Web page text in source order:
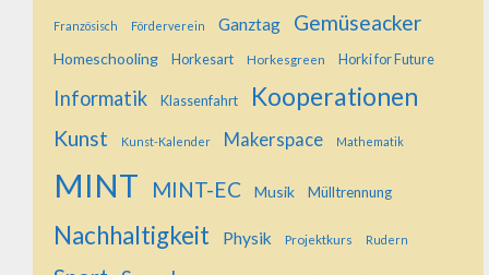
Französisch Förderverein Ganztag Gemüseacker
Homeschooling Horkesart Horkesgreen Horki for Future
Informatik Klassenfahrt Kooperationen
Kunst Kunst-Kalender Makerspace Mathematik
MINT MINT-EC Musik Mülltrennung
Nachhaltigkeit Physik Projektkurs Rudern